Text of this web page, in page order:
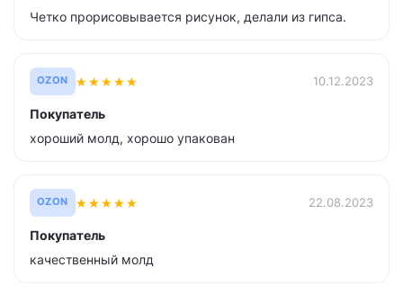
Четко прорисовывается рисунок, делали из гипса.
OZON ★★★★★ 10.12.2023
Покупатель
хороший молд, хорошо упакован
OZON ★★★★★ 22.08.2023
Покупатель
качественный молд